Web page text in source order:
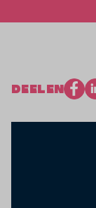
DEELEN